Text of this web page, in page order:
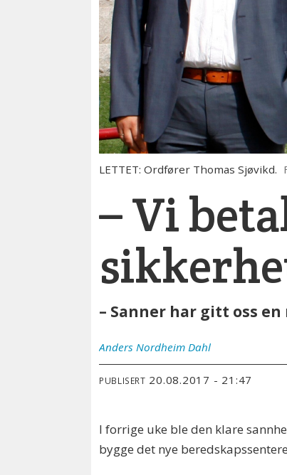
LETTET: Ordfører Thomas Sjøvikd.
– Vi
– Sanner har gitt oss
Anders Nordheim Dahl
PUBLISERT 20.08.2017 - 21:47
I forrige uke ble den klare
bygge det nye